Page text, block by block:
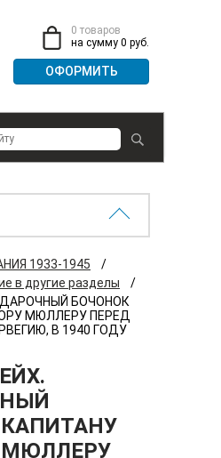
0 товаров
на сумму 0 руб.
1933-1945
/
в другие разделы
/
БОЧОНОК
МЮЛЛЕРУ ПЕРЕД
В 1940 ГОДУ
МЮЛЛЕРУ